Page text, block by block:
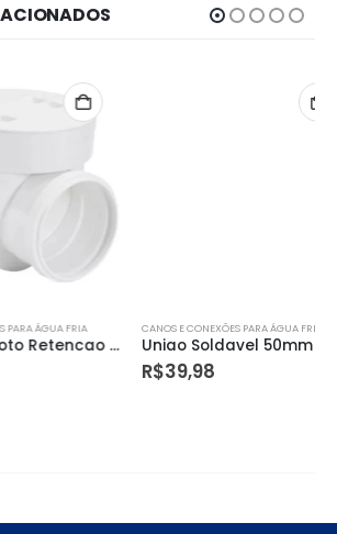
FRIA
Valvula Esgoto Retencao 100mm Amanco
CANOS E CONEXÕES PARA ÁGUA FRIA
Uniao Soldavel 50mm Amanco
39,98